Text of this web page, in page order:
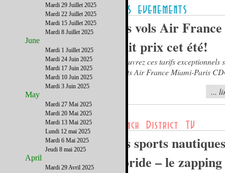
Des vols Air
petit prix cet été!
Découvrez ces tarifs exceptionnels
directs Air France Miami-Paris
...
Les sports
Floride – le zapping
Mardi 29 Juillet 2025
Mardi 22 Juillet 2025
Mardi 15 Juillet 2025
Mardi 8 Juillet 2025
June
Mardi 1 Juillet 2025
Mardi 24 Juin 2025
Mardi 17 Juin 2025
Mardi 10 Juin 2025
Mardi 3 Juin 2025
May
Mardi 27 Mai 2025
Mardi 20 Mai 2025
Mardi 13 Mai 2025
Lundi 12 mai 2025
Mardi 6 Mai 2025
Jeudi 8 mai 2025
April
Mardi 29 Avril 2025